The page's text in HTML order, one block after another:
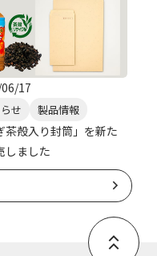
17
せ 製品情報
茶殻入り封筒」を新た
しました